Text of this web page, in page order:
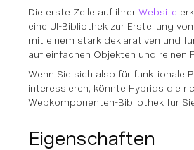
Die erste Zeile auf ihrer Website
eine UI-Bibliothek zur Erstellung
mit einem stark deklarativen und
auf einfachen Objekten und reinen
Wenn Sie sich also für funktionale
interessieren, könnte Hybrids die
Webkomponenten-Bibliothek für
Eigenschaften